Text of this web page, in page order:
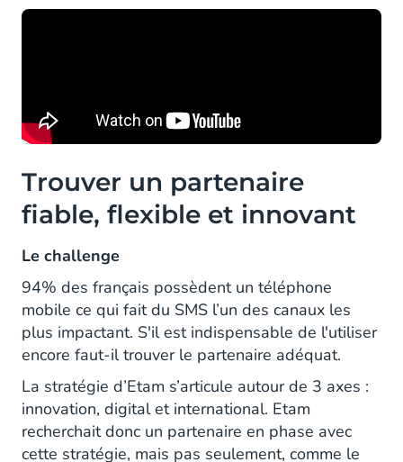
Trouver un partenaire
fiable, flexible et innovant
Le challenge
94% des français possèdent un téléphone
mobile ce qui fait du SMS l’un des canaux les
plus impactant. S'il est indispensable de l'utiliser
encore faut-il trouver le partenaire adéquat.
La stratégie d’Etam s’articule autour de 3 axes :
innovation, digital et international. Etam
recherchait donc un partenaire en phase avec
cette stratégie, mais pas seulement, comme le